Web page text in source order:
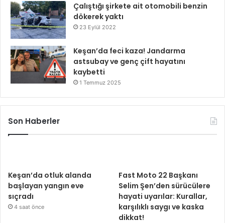
Çalıştığı şirkete ait otomobili benzin
dökerek yaktı
23 Eylül 2022
Keşan’da feci kaza! Jandarma
astsubay ve genç çift hayatını
kaybetti
1 Temmuz 2025
Son Haberler
Keşan’da otluk alanda
başlayan yangın eve
sıçradı
4 saat önce
Fast Moto 22 Başkanı
Selim Şen’den sürücülere
hayati uyarılar: Kurallar,
karşılıklı saygı ve kaska
dikkat!